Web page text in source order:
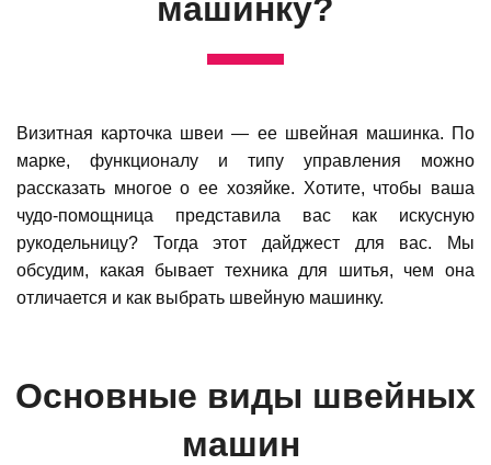
машинку?
Визитная карточка швеи — ее швейная машинка. По
марке, функционалу и типу управления можно
рассказать многое о ее хозяйке. Хотите, чтобы ваша
чудо-помощница представила вас как искусную
рукодельницу? Тогда этот дайджест для вас. Мы
обсудим, какая бывает техника для шитья, чем она
отличается и как выбрать швейную машинку.
Основные виды швейных
машин